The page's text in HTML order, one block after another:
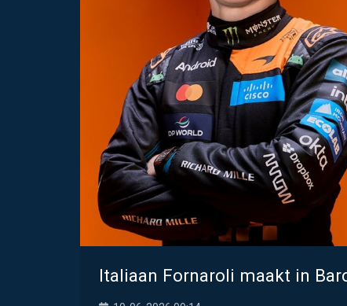
Italiaan Fornaroli maakt in